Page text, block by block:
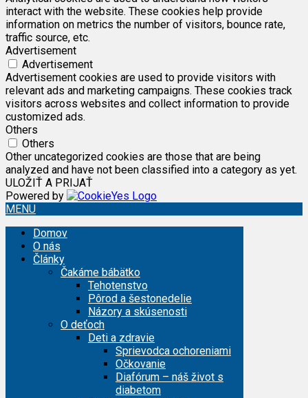
interact with the website. These cookies help provide
information on metrics the number of visitors, bounce rate,
traffic source, etc.
Advertisement
Advertisement
Advertisement cookies are used to provide visitors with
relevant ads and marketing campaigns. These cookies track
visitors across websites and collect information to provide
customized ads.
Others
Others
Other uncategorized cookies are those that are being
analyzed and have not been classified into a category as yet.
ULOŽIŤ A PRIJAŤ
Powered by
MENU
Domov
O nás
Články
Čakáme bábätko
Tehotenstvo
Pôrod a šestonedelie
Názory a skúsenosti
O deťoch
Deti a zdravie
Sprievodca ochoreniami
Očkovanie
Diafórum – náš život s
diabetom